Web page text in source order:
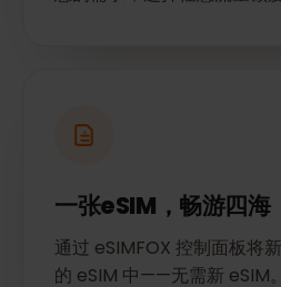
一张eSIM，畅游四海
通过 eSIMFOX 控制面板将
的 eSIM 中——无需新 eSIM。